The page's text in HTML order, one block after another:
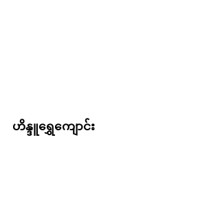
ဟိန္ဒူရွှေကျောင်း